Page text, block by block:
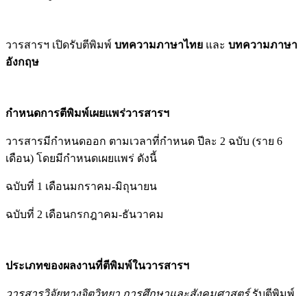
วารสารฯ เปิดรับตีพิมพ์ บทความภาษาไทย และ บทความภาษา
อังกฤษ
กำหนดการตีพิมพ์เผยแพร่วารสารฯ
วารสารมีกำหนดออก ตามเวลาที่กำหนด ปีละ 2 ฉบับ (ราย 6
เดือน) โดยมีกำหนดเผยแพร่ ดังนี้
ฉบับที่ 1 เดือนมกราคม-มิถุนายน
ฉบับที่ 2 เดือนกรกฎาคม-ธันวาคม
ประเภทของผลงานที่ตีพิมพ์ในวารสารฯ
วารสารวิจัยทางจิตวิทยา การศึกษาและสังคมศาสตร์ รับตีพิมพ์